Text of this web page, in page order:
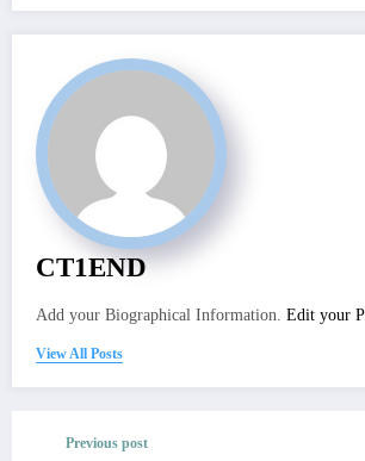
CT1END
Add your Biographical Information. Edit your
View All Posts
Previous post